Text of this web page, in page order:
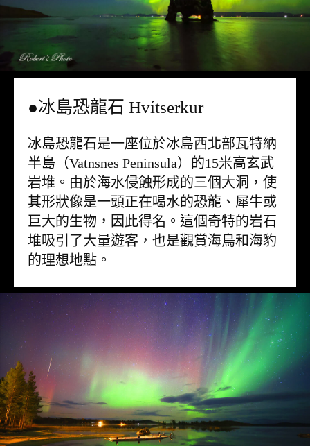
●冰島恐龍石 Hvítserkur
冰島恐龍石是一座位於冰島西北部瓦特納
半島（Vatnsnes Peninsula）的15米高玄武
岩堆。由於海水侵蝕形成的三個大洞，使
其形狀像是一頭正在喝水的恐龍、犀牛或
巨大的生物，因此得名。這個奇特的岩石
堆吸引了大量遊客，也是觀賞海鳥和海豹
的理想地點。